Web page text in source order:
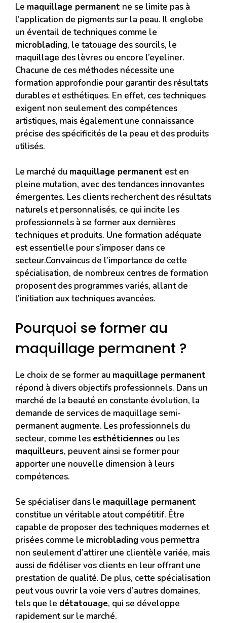
Le maquillage permanent ne se limite pas à
l’application de pigments sur la peau. Il englobe
un éventail de techniques comme le
microblading, le tatouage des sourcils, le
maquillage des lèvres ou encore l’eyeliner.
Chacune de ces méthodes nécessite une
formation approfondie pour garantir des résultats
durables et esthétiques. En effet, ces techniques
exigent non seulement des compétences
artistiques, mais également une connaissance
précise des spécificités de la peau et des produits
utilisés.
Le marché du maquillage permanent est en
pleine mutation, avec des tendances innovantes
émergentes. Les clients recherchent des résultats
naturels et personnalisés, ce qui incite les
professionnels à se former aux dernières
techniques et produits. Une formation adéquate
est essentielle pour s’imposer dans ce
secteur.Convaincus de l’importance de cette
spécialisation, de nombreux centres de formation
proposent des programmes variés, allant de
l’initiation aux techniques avancées.
Pourquoi se former au
maquillage permanent ?
Le choix de se former au maquillage permanent
répond à divers objectifs professionnels. Dans un
marché de la beauté en constante évolution, la
demande de services de maquillage semi-
permanent augmente. Les professionnels du
secteur, comme les esthéticiennes ou les
maquilleurs, peuvent ainsi se former pour
apporter une nouvelle dimension à leurs
compétences.
Se spécialiser dans le maquillage permanent
constitue un véritable atout compétitif. Être
capable de proposer des techniques modernes et
prisées comme le microbladingvous permettra
non seulement d’attirer une clientèle variée, mais
aussi de fidéliser vos clients en leur offrant une
prestation de qualité. De plus, cette spécialisation
peut vous ouvrir la voie vers d’autres domaines,
tels que le détatouage, qui se développe
rapidement sur le marché.